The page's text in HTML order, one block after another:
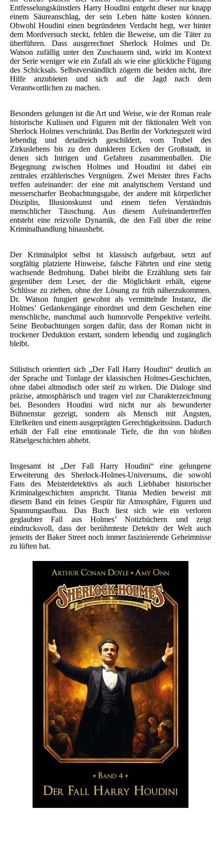
Entfesselungskünstlers Harry Houdini entgeht dieser nur knapp
einem Säureanschlag, der sein Leben hätte kosten können.
Obwohl Houdini einen begründeten Verdacht hegt, wer hinter
dem Mordversuch steckt, fehlen die Beweise, um die Täter zu
überführen. Dass ausgerechnet Sherlock Holmes und Dr.
Watson zufällig unter den Zuschauern sind, wirkt im Kontext
der Serie weniger wie ein Zufall als wie eine glückliche Fügung
des Schicksals. Selbstverständlich zögern die beiden nicht, ihre
Hilfe anzubieten und sich auf die Jagd nach dem
Verantwortlichen zu machen.
Besonders gelungen ist die Art und Weise, wie der Roman reale
historische Kulissen und Figuren mit der fiktionalen Welt von
Sherlock Holmes verschränkt. Das Berlin der Vorkriegszeit wird
lebendig und detailreich geschildert, vom Trubel des
Zirkuslebens bis zu den dunkleren Ecken der Großstadt, in
denen sich Intrigen und Gefahren zusammenballen. Die
Begegnung zwischen Holmes und Houdini ist dabei ein
zentrales erzählerisches Vergnügen. Zwei Meister ihres Fachs
treffen aufeinander: der eine mit analytischem Verstand und
messerscharfer Beobachtungsgabe, der andere mit körperlicher
Disziplin, Illusionskunst und einem tiefen Verständnis
menschlicher Täuschung. Aus diesem Aufeinandertreffen
entsteht eine reizvolle Dynamik, die den Fall über die reine
Kriminalhandlung hinaushebt.
Der Kriminalplot selbst ist klassisch aufgebaut, setzt auf
sorgfältig platzierte Hinweise, falsche Fährten und eine stetig
wachsende Bedrohung. Dabei bleibt die Erzählung stets fair
gegenüber dem Leser, der die Möglichkeit erhält, eigene
Schlüsse zu ziehen, ohne der Lösung zu früh näherzukommen.
Dr. Watson fungiert gewohnt als vermittelnde Instanz, die
Holmes’ Gedankengänge einordnet und dem Geschehen eine
menschliche, manchmal auch humorvolle Perspektive verleiht.
Seine Beobachtungen sorgen dafür, dass der Roman nicht in
trockener Deduktion erstarrt, sondern lebendig und zugänglich
bleibt.
Stilistisch orientiert sich „Der Fall Harry Houdini“ deutlich an
der Sprache und Tonlage der klassischen Holmes-Geschichten,
ohne dabei altmodisch oder steif zu wirken. Die Dialoge sind
präzise, atmosphärisch und tragen viel zur Charakterzeichnung
bei. Besonders Houdini wird nicht nur als bewunderter
Bühnenstar gezeigt, sondern als Mensch mit Ängsten,
Eitelkeiten und einem ausgeprägten Gerechtigkeitssinn. Dadurch
erhält der Fall eine emotionale Tiefe, die ihn von bloßen
Rätselgeschichten abhebt.
Insgesamt ist „Der Fall Harry Houdini“ eine gelungene
Erweiterung des Sherlock-Holmes-Universums, die sowohl
Fans des Meisterdetektivs als auch Liebhaber historischer
Kriminalgeschichten anspricht. Titania Medien beweist mit
diesem Band ein feines Gespür für Atmosphäre, Figuren und
Spannungsaufbau. Das Buch liest sich wie ein verloren
geglaubter Fall aus Holmes’ Notizbüchern und zeigt
eindrucksvoll, dass der berühmteste Detektiv der Welt auch
jenseits der Baker Street noch immer faszinierende Geheimnisse
zu lüften hat.